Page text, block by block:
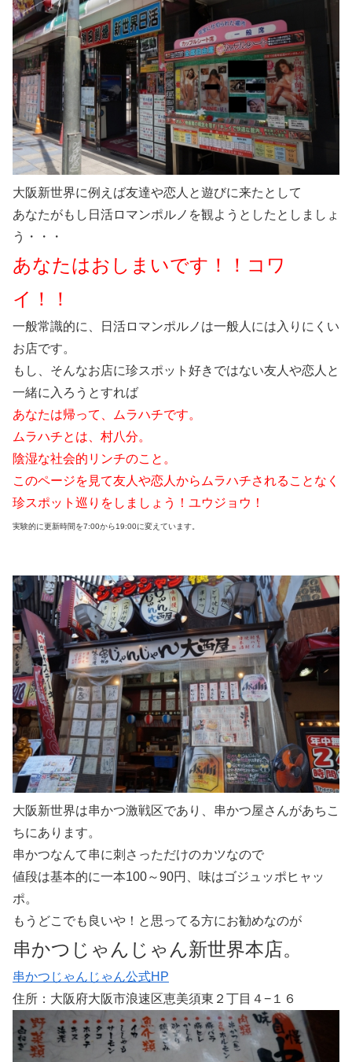
大阪新世界に例えば友達や恋人と遊びに来たとして
あなたがもし日活ロマンポルノを観ようとしたとしましょ
う・・・
あなたはおしまいです！！コワ
イ！！
一般常識的に、日活ロマンポルノは一般人には入りにくい
お店です。
もし、そんなお店に珍スポット好きではない友人や恋人と
一緒に入ろうとすれば
あなたは帰って、ムラハチです。
ムラハチとは、村八分。
陰湿な社会的リンチのこと。
このページを見て友人や恋人からムラハチされることなく
珍スポット巡りをしましょう！ユウジョウ！
実験的に更新時間を7:00から19:00に変えています。
大阪新世界は串かつ激戦区であり、串かつ屋さんがあちこ
ちにあります。
串かつなんて串に刺さっただけのカツなので
値段は基本的に一本100～90円、味はゴジュッポヒャッ
ポ。
もうどこでも良いや！と思ってる方にお勧めなのが
串かつじゃんじゃん新世界本店。
串かつじゃんじゃん公式HP
住所：大阪府大阪市浪速区恵美須東２丁目４−１６